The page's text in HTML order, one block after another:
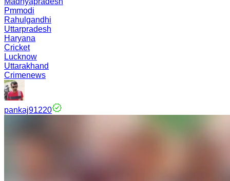
Pmmodi
Rahulgandhi
Uttarpradesh
Haryana
Cricket
Lucknow
Uttarakhand
Crimenews
pankaj91220